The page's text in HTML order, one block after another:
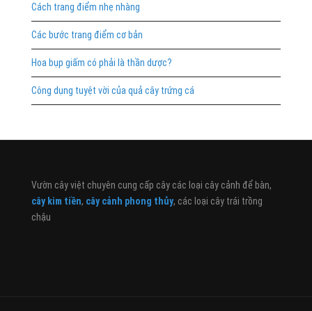
Cách trang điểm nhẹ nhàng
Các bước trang điểm cơ bản
Hoa bụp giấm có phải là thần dược?
Công dụng tuyệt vời của quả cây trứng cá
Vườn cây việt chuyên cung cấp cây các loại cây cảnh để bàn,
cây kim tiền, cây cảnh phong thủy, các loại cây trái trồng
chậu